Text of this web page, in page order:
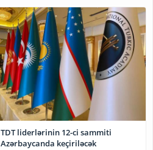
TDT liderlərinin 12-ci sammiti
Azərbaycanda keçiriləcək